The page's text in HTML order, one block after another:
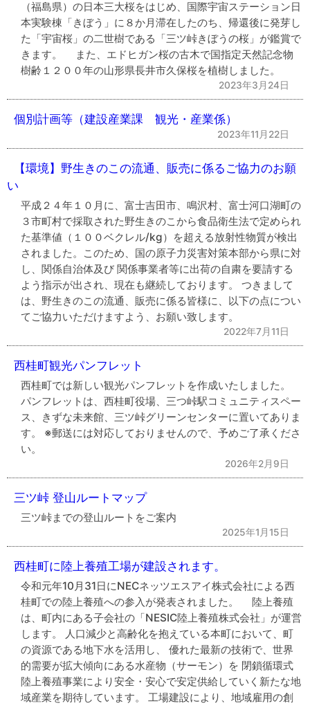
（福島県）の日本三大桜をはじめ、国際宇宙ステーション日
本実験棟「きぼう」に８か月滞在したのち、帰還後に発芽し
た「宇宙桜」の二世樹である「三ツ峠きぼうの桜」が鑑賞で
きます。 また、エドヒガン桜の古木で国指定天然記念物
樹齢１２００年の山形県長井市久保桜を植樹しました。
2023年3月24日
個別計画等（建設産業課 観光・産業係）
2023年11月22日
【環境】野生きのこの流通、販売に係るご協力のお願
い
平成２４年１０月に、富士吉田市、鳴沢村、富士河口湖町の
３市町村で採取された野生きのこから食品衛生法で定められ
た基準値（１００ベクレル/kg）を超える放射性物質が検出
されました。このため、国の原子力災害対策本部から県に対
し、関係自治体及び 関係事業者等に出荷の自粛を要請する
よう指示が出され、現在も継続しております。 つきまして
は、野生きのこの流通、販売に係る皆様に、以下の点につい
てご協力いただけますよう、お願い致します。
2022年7月11日
西桂町観光パンフレット
西桂町では新しい観光パンフレットを作成いたしました。
パンフレットは、西桂町役場、三つ峠駅コミュニティスペー
ス、きずな未来館、三ツ峠グリーンセンターに置いてありま
す。 ※郵送には対応しておりませんので、予めご了承くださ
い。
2026年2月9日
三ツ峠 登山ルートマップ
三ツ峠までの登山ルートをご案内
2025年1月15日
西桂町に陸上養殖工場が建設されます。
令和元年10月31日にNECネッツエスアイ株式会社による西
桂町での陸上養殖への参入が発表されました。 陸上養殖
は、町内にある子会社の「NESIC陸上養殖株式会社」が運営
します。 人口減少と高齢化を抱えている本町において、町
の資源である地下水を活用し、 優れた最新の技術で、世界
的需要が拡大傾向にある水産物（サーモン）を 閉鎖循環式
陸上養殖事業により安全・安心で安定供給していく新たな地
域産業を期待しています。 工場建設により、地域雇用の創